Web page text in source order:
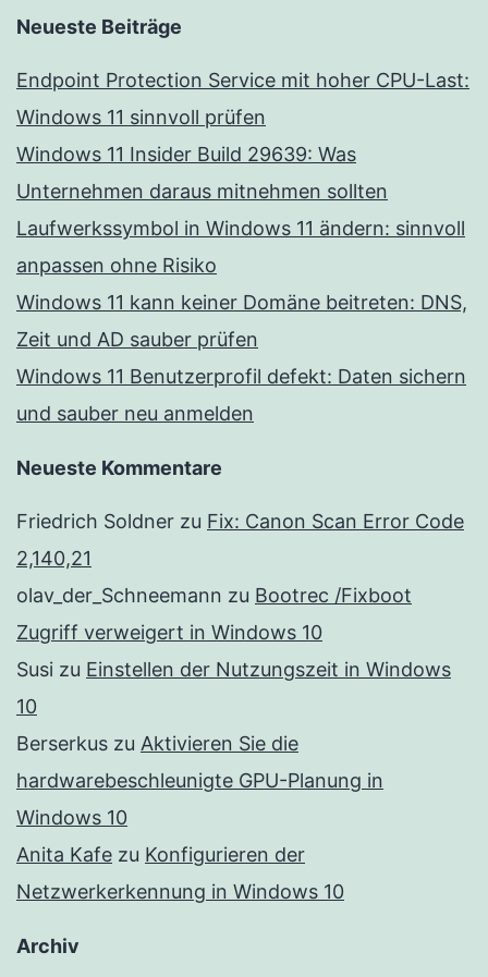
Neueste Beiträge
Endpoint Protection Service mit hoher CPU-Last:
Windows 11 sinnvoll prüfen
Windows 11 Insider Build 29639: Was
Unternehmen daraus mitnehmen sollten
Laufwerkssymbol in Windows 11 ändern: sinnvoll
anpassen ohne Risiko
Windows 11 kann keiner Domäne beitreten: DNS,
Zeit und AD sauber prüfen
Windows 11 Benutzerprofil defekt: Daten sichern
und sauber neu anmelden
Neueste Kommentare
Friedrich Soldner zu Fix: Canon Scan Error Code
2,140,21
olav_der_Schneemann zu Bootrec /Fixboot
Zugriff verweigert in Windows 10
Susi zu Einstellen der Nutzungszeit in Windows
10
Berserkus zu Aktivieren Sie die
hardwarebeschleunigte GPU-Planung in
Windows 10
Anita Kafe zu Konfigurieren der
Netzwerkerkennung in Windows 10
Archiv